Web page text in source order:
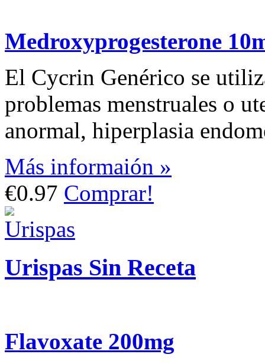
Medroxyprogesterone
El Cycrin Genérico se
problemas menstruales o
anormal, hiperplasia
Más informaión »
€0.97 Comprar!
Urispas Sin Receta
Flavoxate 200mg